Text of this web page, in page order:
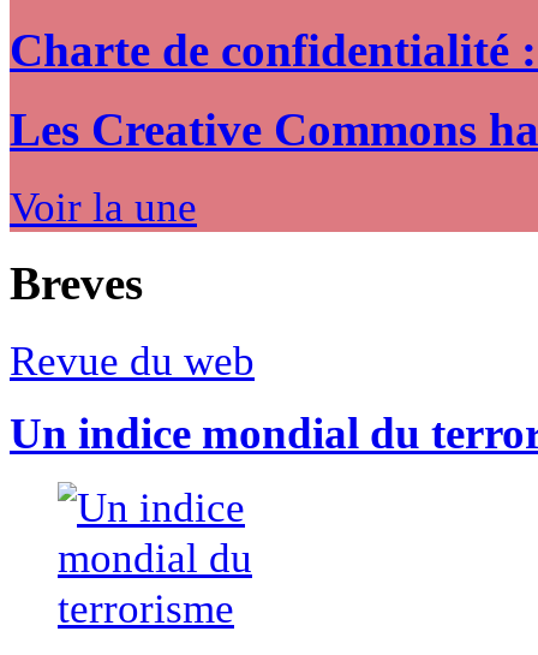
Charte de confidentialité
Les Creative Commons
Voir la une
Breves
Revue du web
Un indice mondial du